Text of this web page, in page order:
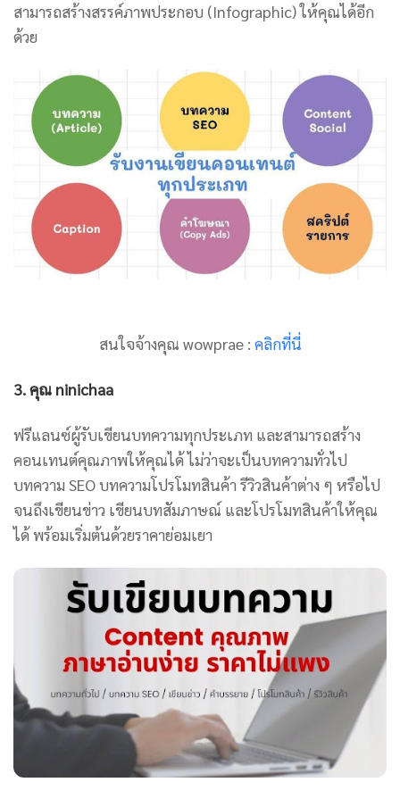
สามารถสร้างสรรค์ภาพประกอบ (Infographic) ให้คุณได้อีก
ด้วย
สนใจจ้างคุณ wowprae : คลิกที่นี่
3. คุณ ninichaa
ฟรีแลนซ์ผู้รับเขียนบทความทุกประเภท และสามารถสร้าง
คอนเทนต์คุณภาพให้คุณได้ ไม่ว่าจะเป็นบทความทั่วไป
บทความ SEO บทความโปรโมทสินค้า รีวิวสินค้าต่าง ๆ หรือไป
จนถึงเขียนข่าว เขียนบทสัมภาษณ์ และโปรโมทสินค้าให้คุณ
ได้ พร้อมเริ่มต้นด้วยราคาย่อมเยา